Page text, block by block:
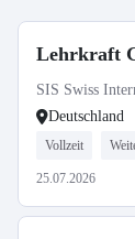
Lehrkraft
SIS Swiss
Deutschland
Vollzeit
25.07.2026